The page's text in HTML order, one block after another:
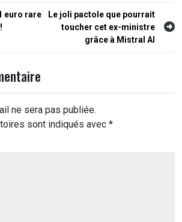
euro rare
Le joli pactole que pourrait
toucher cet ex-ministre
grâce à Mistral AI
ne sera pas publiée.
sont indiqués avec *